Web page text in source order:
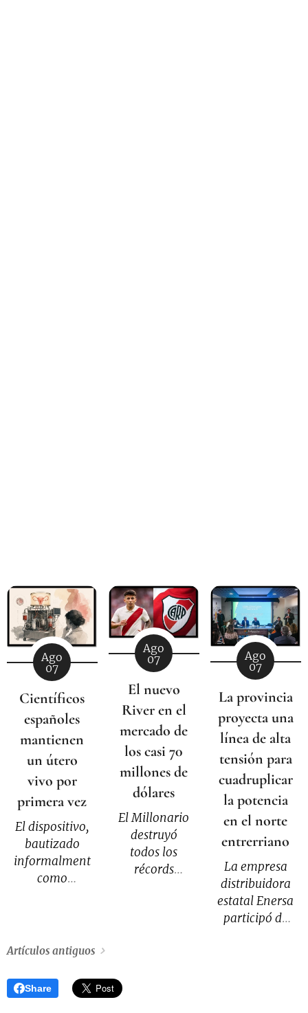
Ago
07
Científicos
españoles
mantienen
un útero
vivo por
primera vez
El dispositivo,
bautizado
informalmente
como
pregunta que
científicos
desde hace
Ago
07
El nuevo
River en el
mercado de
los casi 70
millones de
dólares
El Millonario
destruyó
todos los
récords
Ago
07
La provincia
proyecta una
línea de alta
tensión para
cuadruplicar
la potencia
en el norte
entrerriano
La empresa
distribuidora
estatal Enersa
participó de
Artículos antiguos
Share